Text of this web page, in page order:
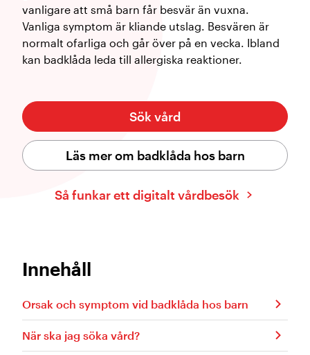
vanligare att små barn får besvär än vuxna.
Vanliga symptom är kliande utslag. Besvären är
normalt ofarliga och går över på en vecka. Ibland
kan badklåda leda till allergiska reaktioner.
Läs mer om badklåda hos barn
Sök vård
Så funkar ett digitalt vårdbesök
Innehåll
Orsak och symptom vid badklåda hos barn
När ska jag söka vård?